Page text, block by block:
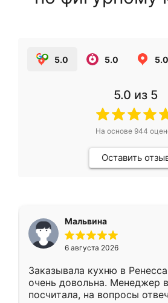
5.0 5.0 5.0
5.0 из 5
На основе 944
Оставить
Мальвина
6 августа 2026
Заказывала кухню в
очень довольна. Менеджер
посчитала, на вопросы